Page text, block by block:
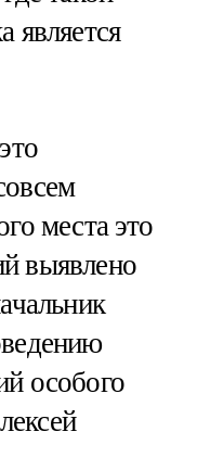
является
места это
выявлено
особого